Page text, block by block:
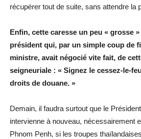
récupérer tout de suite, sans attendre la
Enfin, cette caresse un peu « grosse
président qui, par un simple coup de
ministre, avait négocié vite fait, de
seigneuriale : « Signez le cessez-le-
droits de douane. »
Demain, il faudra surtout que le
intervienne à nouveau, nécessairement
Phnom Penh, si les troupes